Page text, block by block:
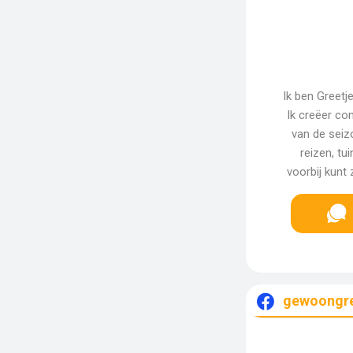
Ik ben
Ik creëer
van de
reizen,
voorbij kunt